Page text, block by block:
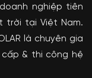
nghiệp tiên
trời tại Việt Nam.
là chuyên gia
& thi công hệ